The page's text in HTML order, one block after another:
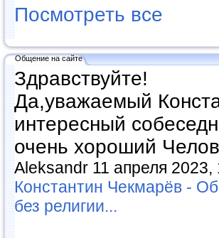
Посмотреть все
Общение на сайте
Здравствуйте!
Да,уважаемый
интересный
очень хороший
Aleksandr 11 апреля 2023,
Константин Чекмарёв -
без религии...